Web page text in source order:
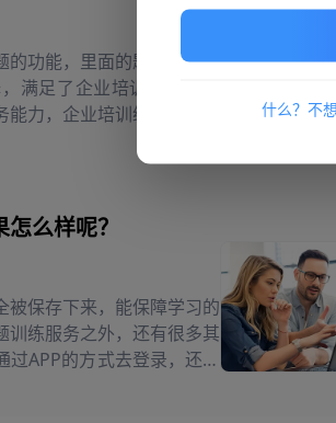
的功能，里面的题型特别丰
满足了企业培训的基本需
力，企业培训绝对不可忽
就可以参与接下来的考核。
么样呢？
被保存下来，能保障学习的
训练服务之外，还有很多其
APP的方式去登录，还可
什么？不